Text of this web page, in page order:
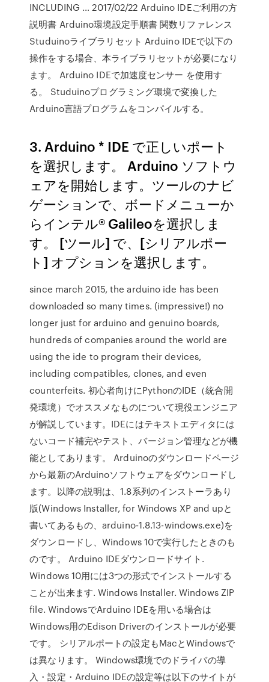
INCLUDING … 2017/02/22 Arduino IDEご利用の方
説明書 Arduino環境設定手順書 関数リファレンス
Studuinoライブラリセット Arduino IDEで以下の
操作をする場合、本ライブラリセットが必要になり
ます。 Arduino IDEで加速度センサー を使用す
る。 Studuinoプログラミング環境で変換した
Arduino言語プログラムをコンパイルする。
3. Arduino * IDE で正しいポート
を選択します。 Arduino ソフトウ
ェアを開始します。ツールのナビ
ゲーションで、ボードメニューか
らインテル® Galileoを選択しま
す。 [ツール] で、[シリアルポー
ト] オプションを選択します。
since march 2015, the arduino ide has been
downloaded so many times. (impressive!) no
longer just for arduino and genuino boards,
hundreds of companies around the world are
using the ide to program their devices,
including compatibles, clones, and even
counterfeits. 初心者向けにPythonのIDE（統合開
発環境）でオススメなものについて現役エンジニア
が解説しています。IDEにはテキストエディタには
ないコード補完やテスト、バージョン管理などが機
能としてあります。 Arduinoのダウンロードページ
から最新のArduinoソフトウェアをダウンロードし
ます。以降の説明は、1.8系列のインストーラあり
版(Windows Installer, for Windows XP and upと
書いてあるもの、arduino-1.8.13-windows.exe)を
ダウンロードし、Windows 10で実行したときのも
のです。 Arduino IDEダウンロードサイト.
Windows 10用には3つの形式でインストールする
ことが出来ます. Windows Installer. Windows ZIP
file. WindowsでArduino IDEを用いる場合は
Windows用のEdison Driverのインストールが必要
です。 シリアルポートの設定もMacとWindowsで
は異なります。 Windows環境でのドライバの導
入・設定・Arduino IDEの設定等は以下のサイトが